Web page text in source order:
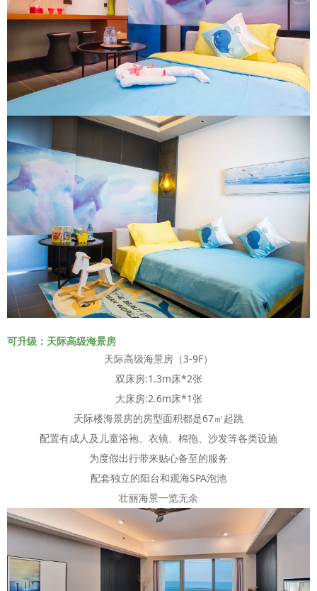
可升级：天际高级海景房
天际高级海景房（3-9F）
双床房:1.3m床*2张
大床房:2.6m床*1张
天际楼海景房的房型面积都是67㎡起跳
配置有成人及儿童浴袍、衣镜、棉拖、沙发等各类设施
为度假出行带来贴心备至的服务
配套独立的阳台和观海SPA泡池
壮丽海景一览无余